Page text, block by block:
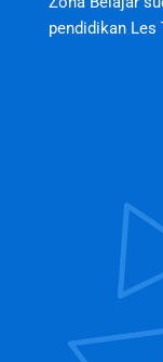
pendidikan Les